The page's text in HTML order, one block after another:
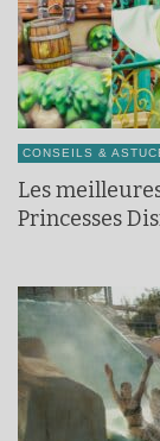
CONSEILS &
Les
Princesses